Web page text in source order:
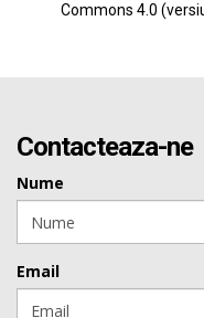
Commons 4.0
Contacteaza-ne
Nume
Email